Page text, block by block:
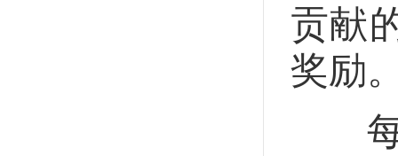
贡献
奖励
每